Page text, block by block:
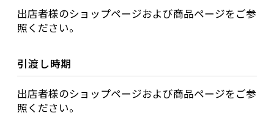
出店者様のショップページおよび商品ページをご参
照ください。
引渡し時期
出店者様のショップページおよび商品ページをご参
照ください。